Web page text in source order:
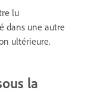
lu
dans une autre
ultérieure.
la